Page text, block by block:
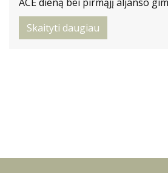
Skaityti daugiau